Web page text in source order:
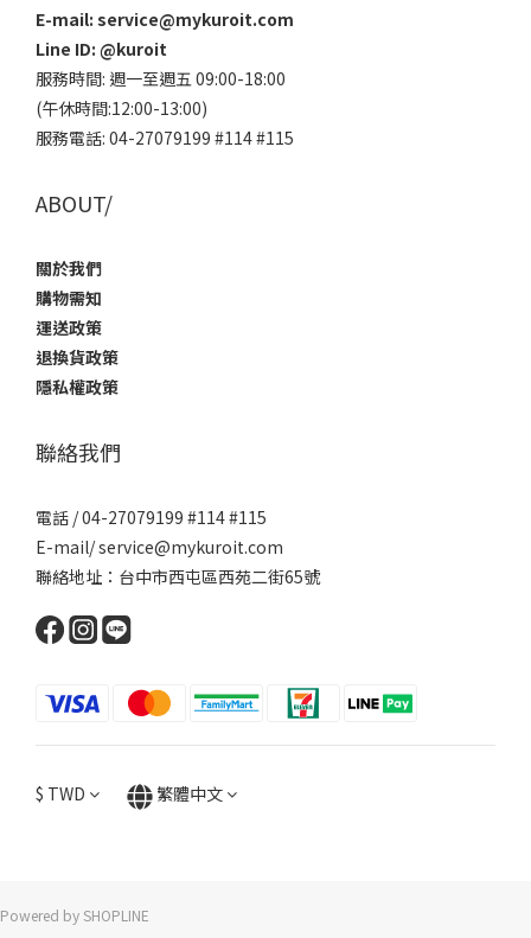
E-mail: service@mykuroit.com
Line ID: @kuroit
服務時間: 週一至週五 09:00-18:00
(午休時間:12:00-13:00)
服務電話: 04-27079199 #114 #115
ABOUT/
關於我們
購物需知
運送政策
退換貨政策
隱私權政策
聯絡我們
電話 / 04-27079199 #114 #115
E-mail/ service@mykuroit.com
聯絡地址：台中市西屯區西苑二街65號
$ TWD 繁體中文
Powered by SHOPLINE